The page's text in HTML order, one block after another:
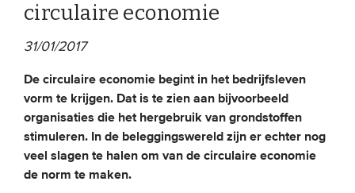
Nieuws
Opinie
EVENEMENTEN
circulaire economie
31/01/2017
De circulaire economie begint in het bedrijfsleven
vorm te krijgen. Dat is te zien aan bijvoorbeeld
organisaties die het hergebruik van grondstoffen
stimuleren. In de beleggingswereld zijn er echter nog
veel slagen te halen om van de circulaire economie
de norm te maken.